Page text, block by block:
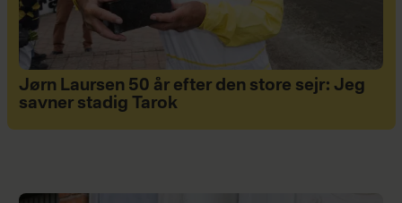
Jørn Laursen 50 år efter den store sejr: Jeg
savner stadig Tarok